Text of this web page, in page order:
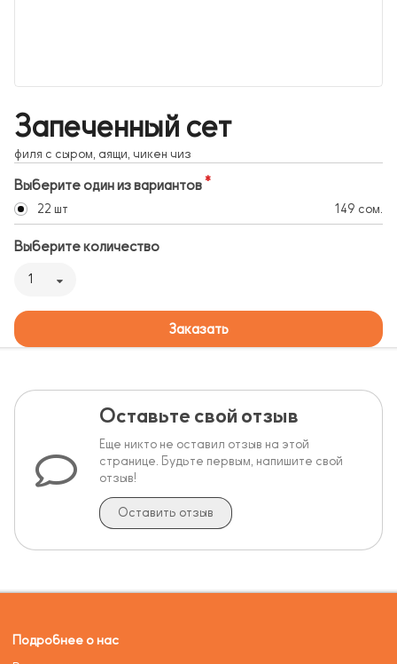
Запеченный сет
филя с сыром, аящи, чикен чиз
Выберите один из вариантов
22 шт 149 сом.
Выберите количество
1
Заказать
Оставьте свой отзыв
Еще никто не оставил отзыв на этой
странице. Будьте первым, напишите свой
отзыв!
Оставить отзыв
Подробнее о нас